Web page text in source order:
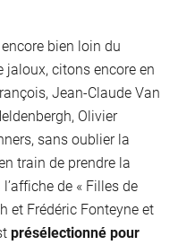
bien loin du
jaloux, citons encore en
Jean-Claude Van
Olivier
sans oublier la
train de prendre la
de « Filles de
et Frédéric Fonteyne et
présélectionné pour